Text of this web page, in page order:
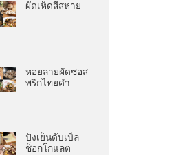
ผัดเห็ดสี่สหาย
หอยลายผัดซอส
พริกไทยดำ
ปังเย็นดับเบิ้ล
ช็อกโกแลต